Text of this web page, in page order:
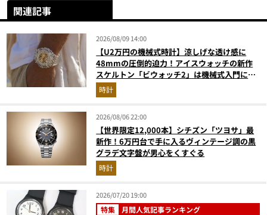
関連記事
2026/08/09 14:00
【U2万円の機械式時計】涼しげな透け感に
48mmの圧倒的迫力！アイスウォッチの新作
スケルトン「ビウォッチ2」は機械式入門にも
最適な一本
時計
2026/08/06 22:00
【世界限定12,000本】シチズン「ツヨサ」最
新作！6万円台で手に入るヴィンテージ調の黒
グラデ文字盤が男心をくすぐる
時計
2026/07/20 19:00
特集 月間人気記事ランキング